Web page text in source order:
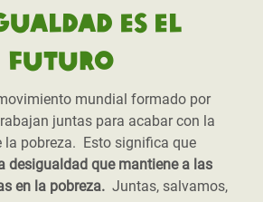
es el
futuro
mundial formado por
juntas para acabar con la
la pobreza. Esto significa que
desigualdad que mantiene a las
en la pobreza.Juntas, salvamos,